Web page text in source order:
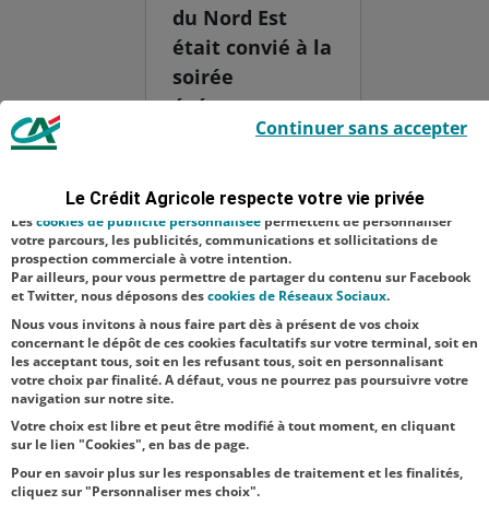
du Nord Est
était convié à la
soirée
événement
organisée par
"Les Amis de
Saint-Nicaise
du Chemin-
Vert" pour
célébr...
Le Crédit Agricole respecte votre vie privée
indispensables car utilisés à des fins de bon fonctionnement et de
sécurité ; d’autres sont facultatifs. Les
satisfaction facultatifs.
Lescookies de publicité personnalisée permettent de personnaliser
votre parcours, les publicités, communications et sollicitations de
prospection commerciale à votre intention.
Par ailleurs, pour vous permettre de partager du contenu sur Facebook
et Twitter, nous déposons descookies de Réseaux Sociaux.
Nous vous invitons à nous faire part dès à présent de vos choix
concernant le dépôt de ces cookies facultatifs sur votre terminal, soit en
les acceptant tous, soit en les refusant tous, soit en personnalisant
votre choix par finalité. A défaut, vous ne pourrez pas poursuivre votre
navigation sur notre site.
Votre choix est libre et peut être modifié à tout moment, en cliquant
sur le lien "Cookies", en bas de page.
Pour en savoir plus sur les responsables de traitement et les finalités,
cliquez sur "Personnaliser mes choix".
Continuer sans accepter